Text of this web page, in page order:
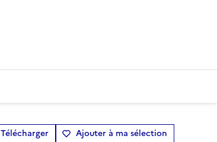
Télécharger Ajouter à ma sélection